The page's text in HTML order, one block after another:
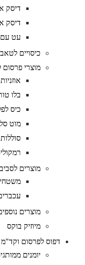
דיסק
דיסק
עט עם
כיסויים
מוצרי פרסום
בלו טות
כיס
מוט
מוצרים
מוצרים נוספים
מיוזיק בוקס
דפוס לפרסום וקד"מ
יומנים ממותגים